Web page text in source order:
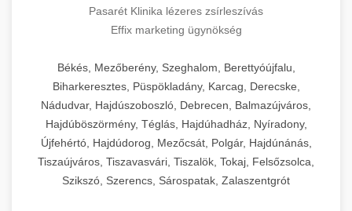
Pasarét Klinika lézeres zsírleszívás
Effix marketing ügynökség
Békés, Mezőberény, Szeghalom, Berettyóújfalu,
Biharkeresztes, Püspökladány, Karcag, Derecske,
Nádudvar, Hajdúszoboszló, Debrecen, Balmazújváros,
Hajdúböszörmény, Téglás, Hajdúhadház, Nyíradony,
Újfehértó, Hajdúdorog, Mezőcsát, Polgár, Hajdúnánás,
Tiszaújváros, Tiszavasvári, Tiszalök, Tokaj, Felsőzsolca,
Szikszó, Szerencs, Sárospatak, Zalaszentgrót